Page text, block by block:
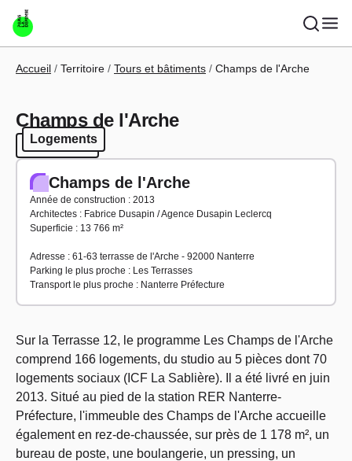
Aller au contenu principal
Fil d'Ariane
Accueil Territoire Tours et bâtiments Champs de l'Arche
Champs de l'Arche
Logements
Logements
Champs de l'Arche
Année de construction : 2013
Architectes : Fabrice Dusapin / Agence Dusapin Leclercq
Superficie : 13 766 m²
Adresse : 61-63 terrasse de l'Arche - 92000 Nanterre
Parking le plus proche : Les Terrasses
Transport le plus proche : Nanterre Préfecture
Sur la Terrasse 12, le programme Les Champs de l'Arche
comprend 166 logements, du studio au 5 pièces dont 70
logements sociaux (ICF La Sablière). Il a été livré en juin
2013. Situé au pied de la station RER Nanterre-
Préfecture, l'immeuble des Champs de l'Arche accueille
également en rez-de-chaussée, sur près de 1 178 m², un
bureau de poste, une boulangerie, un pressing, un